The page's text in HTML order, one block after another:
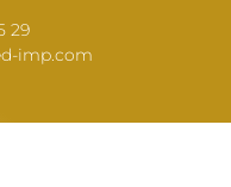
29
imp.com